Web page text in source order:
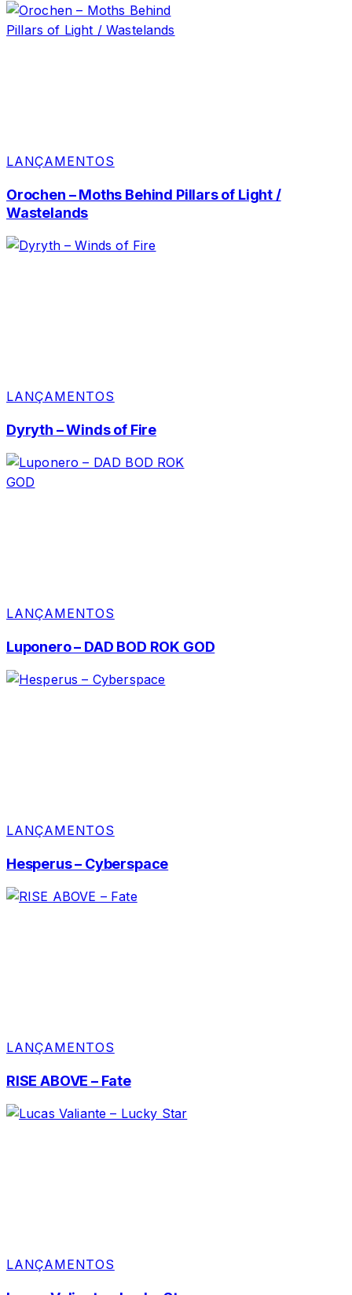
LANÇAMENTOS
Orochen – Moths Behind Pillars of Light /
Wastelands
LANÇAMENTOS
Dyryth – Winds of Fire
LANÇAMENTOS
Luponero – DAD BOD ROK GOD
LANÇAMENTOS
Hesperus – Cyberspace
LANÇAMENTOS
RISE ABOVE – Fate
LANÇAMENTOS